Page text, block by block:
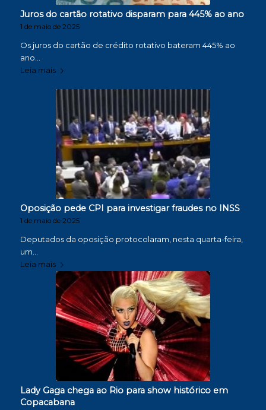
Juros do cartão rotativo disparam para 445% ao ano
1 de maio de 2025
Os juros do cartão de crédito rotativo bateram 445% ao
ano…
Leia mais
Oposição pede CPI para investigar fraudes no INSS
1 de maio de 2025
Deputados da oposição protocolaram, nesta quarta-feira,
um…
Leia mais
Lady Gaga chega ao Rio para show histórico em
Copacabana